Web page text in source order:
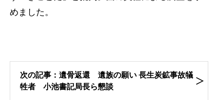
めました。
次の記事：遺骨返還 遺族の願い 長生炭鉱事故犠
牲者 小池書記局長ら懇談